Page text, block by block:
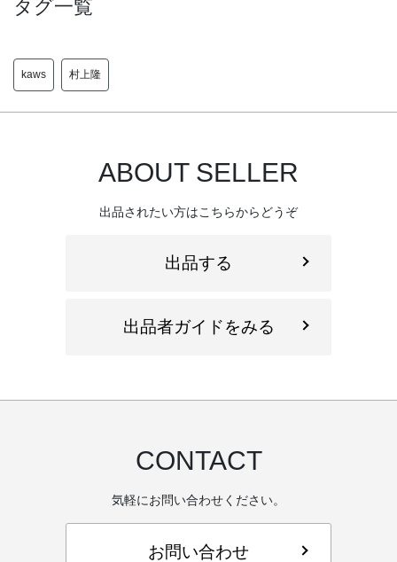
タグ一覧
kaws 村上隆
ABOUT SELLER
出品されたい方はこちらからどうぞ
出品する
出品者ガイドをみる
CONTACT
気軽にお問い合わせください。
お問い合わせ